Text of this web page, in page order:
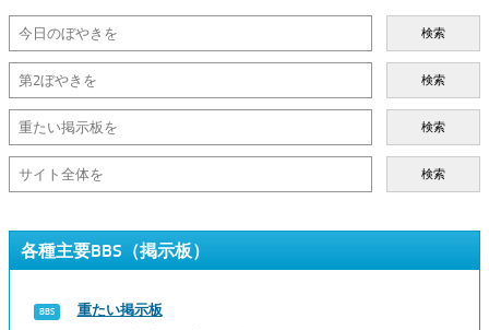
検索
検索
検索
検索
各種主要BBS（掲示板）
重たい掲示板